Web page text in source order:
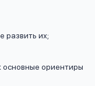
развить их;
основные ориентиры